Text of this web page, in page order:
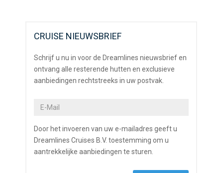
CRUISE NIEUWSBRIEF
Schrijf u nu in voor de Dreamlines nieuwsbrief en
ontvang alle resterende hutten en exclusieve
aanbiedingen rechtstreeks in uw postvak.
Door het invoeren van uw e-mailadres geeft u
Dreamlines Cruises B.V. toestemming om u
aantrekkelijke aanbiedingen te sturen.